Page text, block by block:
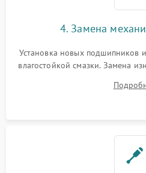
4. Замена
Установка новых подшипников
влагостойкой смазки. Замена
или поврежденной